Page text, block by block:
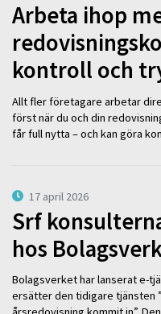
Arbeta ihop
kontroll och
Allt fler företagare arbetar
först när du och din
får full nytta – och kan göra
17 april 2026
Srf
hos
Bolagsverket har lanserat e-
ersätter den tidigare tjänsten